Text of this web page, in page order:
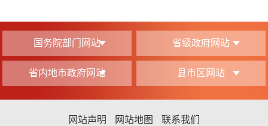
国务院部门网站 省级政府网站
省内地市政府网站 县市区网站
网站声明 网站地图 联系我们